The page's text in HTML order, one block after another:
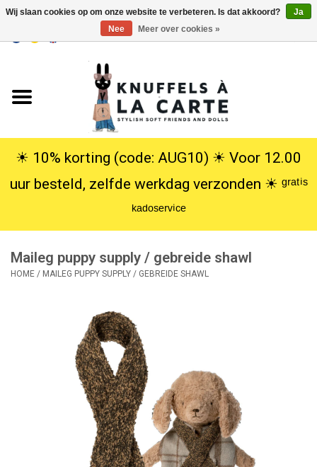
USD
Knuffels
Poppen
SALE
Cadeauservice
☀︎ 10% korting (code: AUG10) ☀︎ Voor 12.00
uur besteld, zelfde werkdag verzonden ☀︎ ᵍʳᵃᵗⁱˢ
ᵏᵃᵈᵒˢᵉʳᵛⁱᶜᵉ
Maileg puppy supply / gebreide shawl
HOME / MAILEG PUPPY SUPPLY / GEBREIDE SHAWL
Wij slaan cookies op om onze website te verbeteren. Is dat akkoord?
Ja
Nee
Meer over cookies »